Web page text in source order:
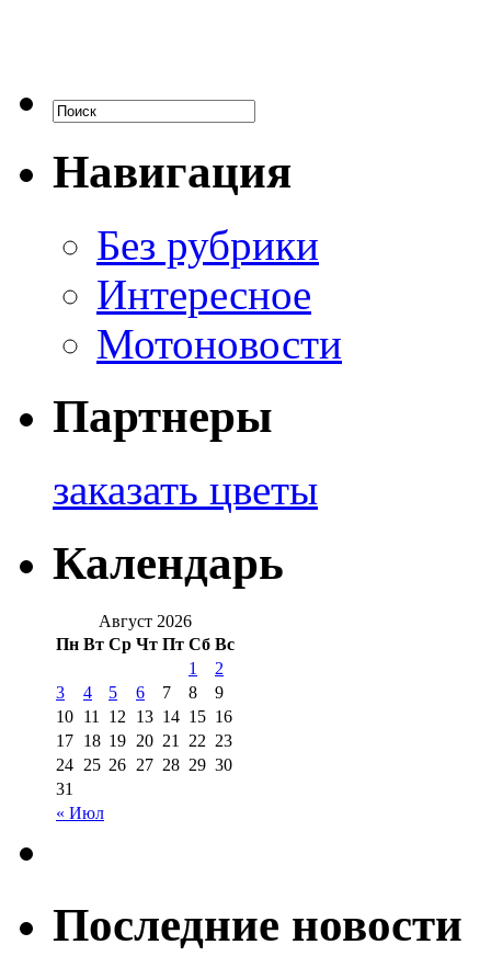
Навигация
Без рубрики
Интересное
Мотоновости
Партнеры
заказать цветы
Календарь
Август 2026
Пн Вт Ср Чт Пт Сб Вс
« Июл
1
2
3
4 5 6 7 8
9
10 11 12 13 14 15 16
17 18 19 20 21 22 23
24 25 26 27 28 29 30
31
Последние новости